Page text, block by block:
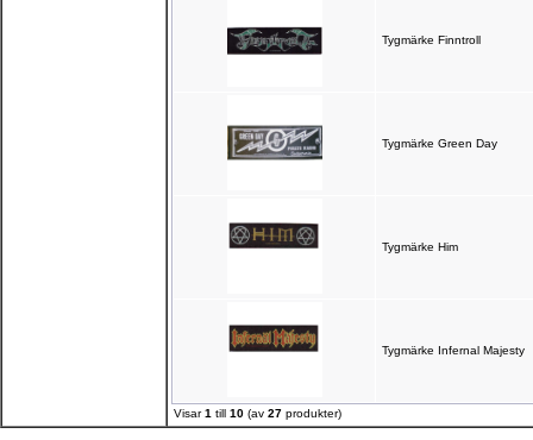
Tygmärke Finntroll
Tygmärke Green Day
Tygmärke Him
Tygmärke Infernal Majesty
Visar1 till 10 (av 27 produkter)